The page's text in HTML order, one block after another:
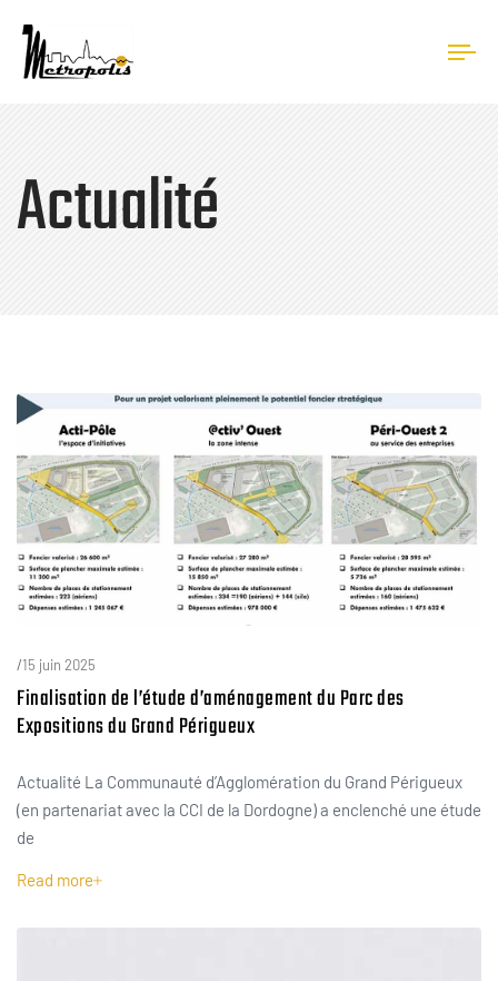
Actualité
/15 juin 2025
Finalisation de l’étude d’aménagement du Parc des
Expositions du Grand Périgueux
Actualité La Communauté d’Agglomération du Grand Périgueux
(en partenariat avec la CCI de la Dordogne) a enclenché une étude
de
Read more